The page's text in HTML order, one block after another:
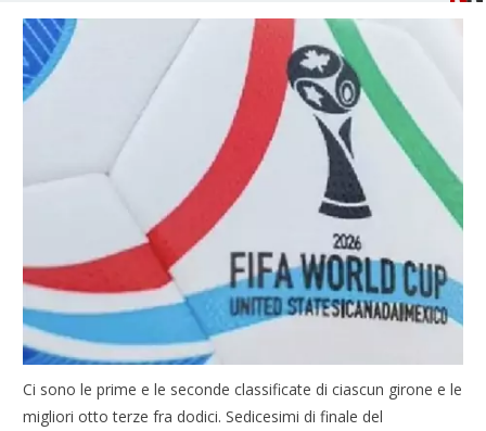
Ci sono le prime e le seconde classificate di ciascun girone e le
migliori otto terze fra dodici. Sedicesimi di finale del